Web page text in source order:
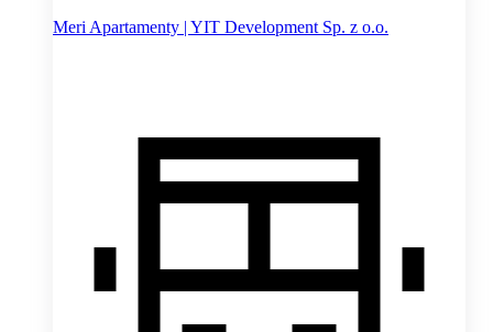
Meri Apartamenty | YIT Development Sp. z o.o.